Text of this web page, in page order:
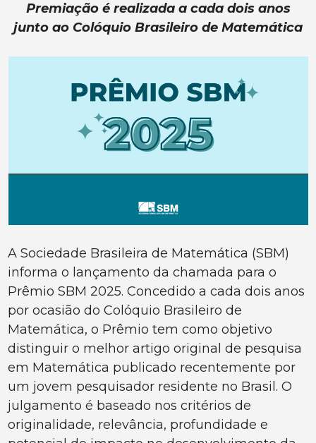
Premiação é realizada a cada dois anos
junto ao Colóquio Brasileiro de Matemática
A Sociedade Brasileira de Matemática (SBM)
informa o lançamento da chamada para o
Prêmio SBM 2025. Concedido a cada dois anos
por ocasião do Colóquio Brasileiro de
Matemática, o Prêmio tem como objetivo
distinguir o melhor artigo original de pesquisa
em Matemática publicado recentemente por
um jovem pesquisador residente no Brasil. O
julgamento é baseado nos critérios de
originalidade, relevância, profundidade e